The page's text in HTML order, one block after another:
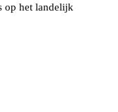
op het landelijk